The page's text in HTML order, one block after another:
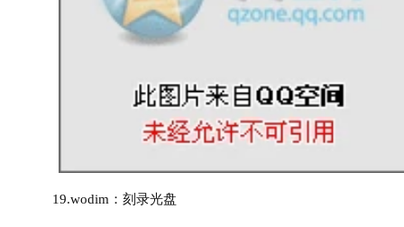
19.wodim：刻录光盘